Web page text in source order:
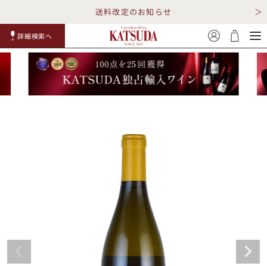
送料改定のお知らせ
詳細検索へ
白ワイ
ン ング ン
RP100
点
詳細検索する
勝田商店について
ギフトラッピング